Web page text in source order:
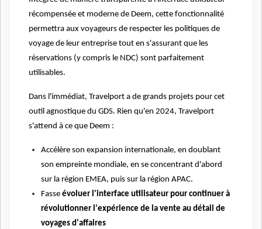
récompensée et moderne de Deem, cette fonctionnalité
permettra aux voyageurs de respecter les politiques de
voyage de leur entreprise tout en s'assurant que les
réservations (y compris le NDC) sont parfaitement
utilisables.
Dans l'immédiat, Travelport a de grands projets pour cet
outil agnostique du GDS. Rien qu'en 2024, Travelport
s'attend à ce que Deem :
Accélère son expansion internationale, en doublant
son empreinte mondiale, en se concentrant d'abord
sur la région EMEA, puis sur la région APAC.
Fasse évoluer l'interface utilisateur pour continuer à
révolutionner l'expérience de la vente au détail de
voyages d'affaires